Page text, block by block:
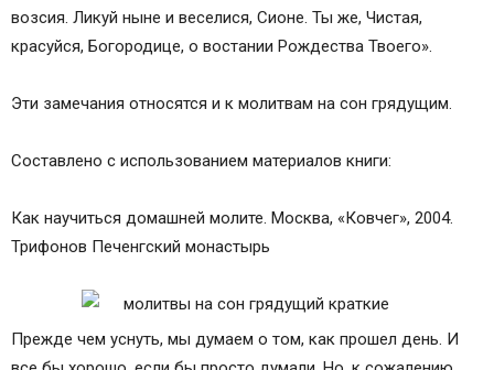
возсия. Ликуй ныне и веселися, Сионе. Ты же, Чистая,
красуйся, Богородице, о востании Рождества Твоего».
Эти замечания относятся и к молитвам на сон грядущим.
Составлено с использованием материалов книги:
Как научиться домашней молите. Москва, «Ковчег», 2004.
Трифонов Печенгский монастырь
Прежде чем уснуть, мы думаем о том, как прошел день. И